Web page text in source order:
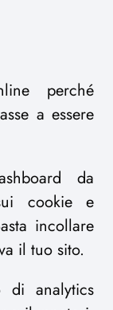
perché
a essere
da
cookie e
incollare
il tuo sito.
di analytics